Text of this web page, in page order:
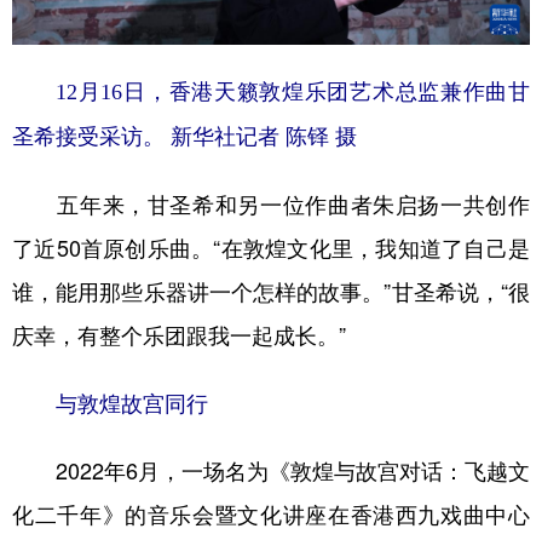
12月16日，香港天籁敦煌乐团艺术总监兼作曲甘
圣希接受采访。 新华社记者 陈铎 摄
五年来，甘圣希和另一位作曲者朱启扬一共创作
了近50首原创乐曲。“在敦煌文化里，我知道了自己是
谁，能用那些乐器讲一个怎样的故事。”甘圣希说，“很
庆幸，有整个乐团跟我一起成长。”
与敦煌故宫同行
2022年6月，一场名为《敦煌与故宫对话：飞越文
化二千年》的音乐会暨文化讲座在香港西九戏曲中心